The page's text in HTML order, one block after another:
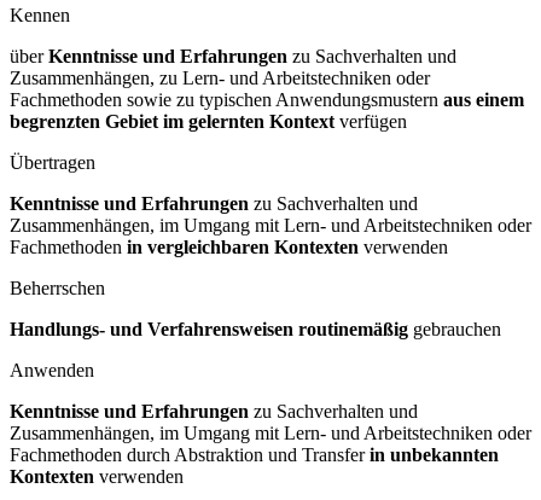
Kennen
überKenntnisse und Erfahrungen zu Sachverhalten und
Zusammenhängen, zu Lern- und Arbeitstechniken oder
Fachmethoden sowie zu typischen Anwendungsmustern aus einem
begrenzten Gebiet im gelernten Kontext verfügen
Übertragen
Kenntnisse und Erfahrungen zu Sachverhalten und
Zusammenhängen, im Umgang mit Lern- und Arbeitstechniken oder
Fachmethoden in vergleichbaren Kontexten verwenden
Beherrschen
Handlungs- und Verfahrensweisen routinemäßig gebrauchen
Anwenden
Kenntnisse und Erfahrungen zu Sachverhalten und
Zusammenhängen, im Umgang mit Lern- und Arbeitstechniken oder
Fachmethoden durch Abstraktion und Transferin unbekannten
Kontexten verwenden